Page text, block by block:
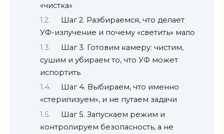
«чистка»
Шаг 2. Разбираемся, что делает
УФ-излучение и почему «светить» мало
Шаг 3. Готовим камеру: чистим,
сушим и убираем то, что УФ может
испортить
Шаг 4. Выбираем, что именно
«стерилизуем», и не путаем задачи
Шаг 5. Запускаем режим и
контролируем безопасность, а не